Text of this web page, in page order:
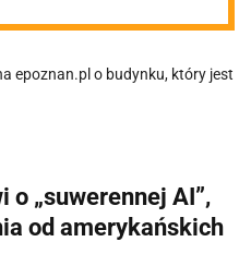
że
epoznan.pl o budynku, który jest
o „suwerennej AI”,
od amerykańskich